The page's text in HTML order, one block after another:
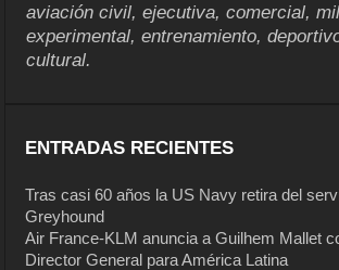
aviación civil, ejecutiva, comercial,
experimental, entrenamiento,
cultural.
ENTRADAS RECIENTES
Tras casi 60 años la US Navy retira del
Greyhound
Air France-KLM anuncia a Guilhem Mallet
Director General para América Latina